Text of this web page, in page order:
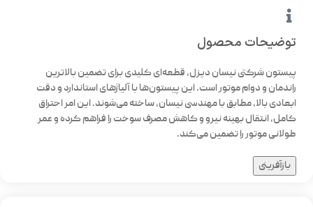
توضیحات محصول
پیستون شرکتی نیسان دیزل، قطعه‌ای کلیدی برای تضمین بالاترین
راندمان و دوام موتور است. این پیستون‌ها با آلیاژهای استاندارد و دقت
ابعادی بالا، مطابق با مهندسی نیسان، ساخته می‌شوند. این امر احتراق
کامل، انتقال بهینه نیرو و کاهش مصرف سوخت را فراهم کرده و عمر
طولانی موتور را تضمین می‌کند.
بازآفرینی